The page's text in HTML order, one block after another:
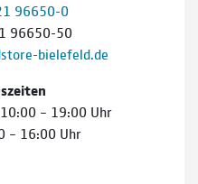
96650-0
96650-50
bielefeld.de
– 19:00 Uhr
– 16:00 Uhr